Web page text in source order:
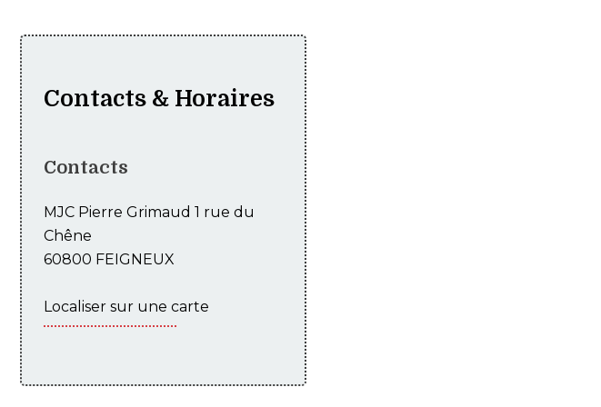
Contacts & Horaires
Contacts
MJC Pierre Grimaud 1 rue du
Chêne
60800 FEIGNEUX
Localiser sur une carte